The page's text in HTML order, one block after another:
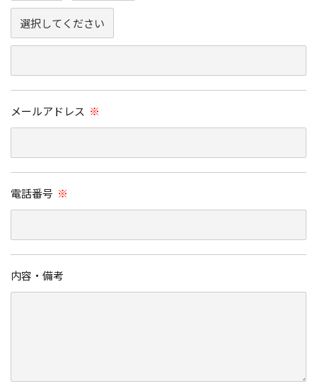
メールアドレス ※
電話番号 ※
内容・備考